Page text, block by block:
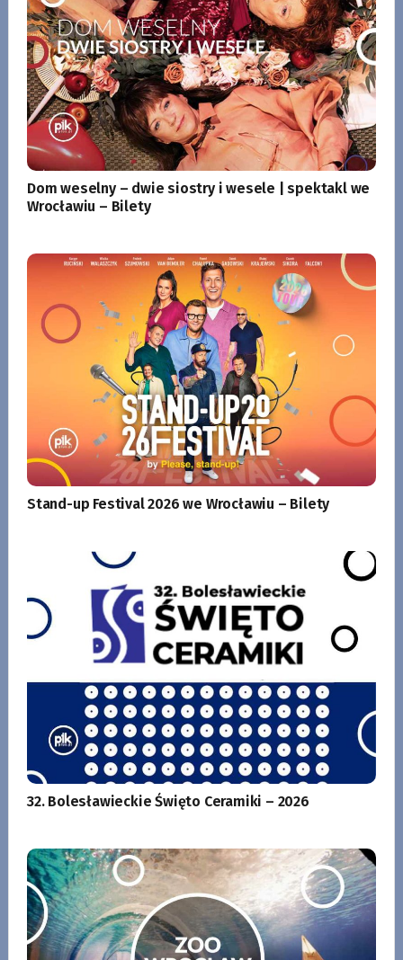
Dom weselny – dwie siostry i wesele | spektakl we
Wrocławiu – Bilety
Stand-up Festival 2026 we Wrocławiu – Bilety
32. Bolesławieckie Święto Ceramiki – 2026